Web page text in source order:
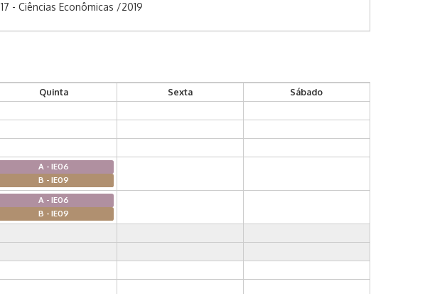
17 - Ciências Econômicas /2019
Quinta Sexta
Sábado
A - IE06
B - IE09
A - IE06
B - IE09